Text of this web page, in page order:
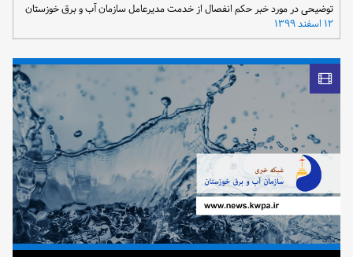
توضیحی در مورد خبر حکم انفصال از خدمت مدیرعامل سازمان آب و برق خوزستان
۱۲ اسفند ۱۳۹۹